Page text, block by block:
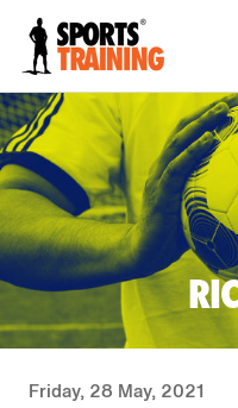
Skip
content
Friday, 28 May, 2021